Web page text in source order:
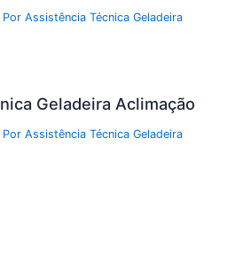
PorAssistência Técnica Geladeira
Geladeira Aclimação
PorAssistência Técnica Geladeira